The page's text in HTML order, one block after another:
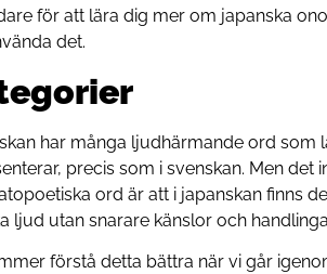
för att lära dig mer om japanska
det.
har många ljudhärmande ord som
precis som i svenskan. Men det
ord är att i japanskan finns
ljud utan snarare känslor och
förstå detta bättra när vi går